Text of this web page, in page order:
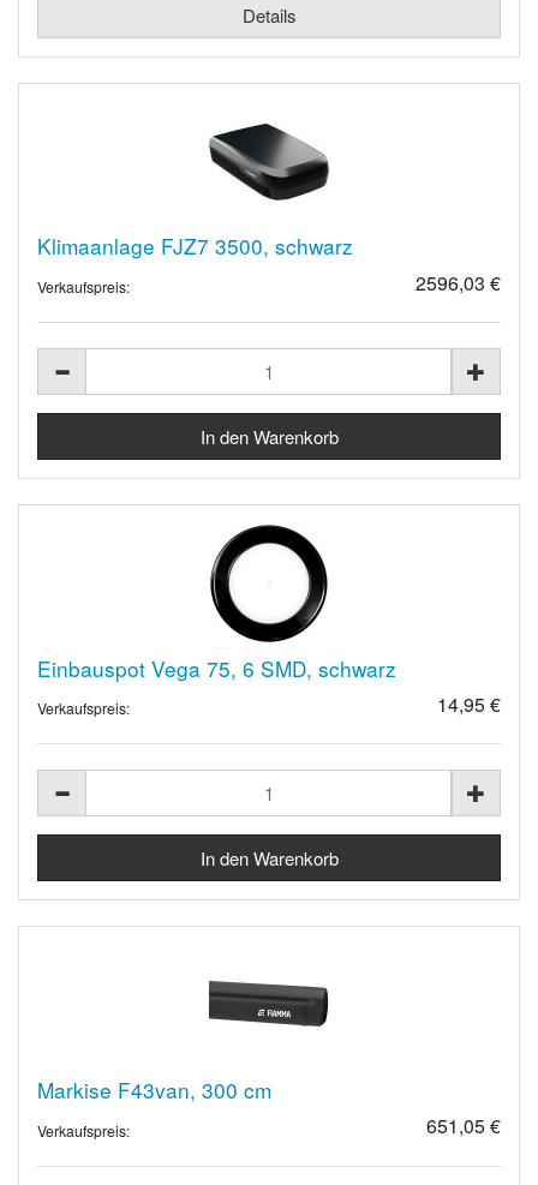
Details
Klimaanlage FJZ7 3500, schwarz
Verkaufspreis: 2596,03 €
Einbauspot Vega 75, 6 SMD, schwarz
Verkaufspreis: 14,95 €
Markise F43van, 300 cm
Verkaufspreis: 651,05 €